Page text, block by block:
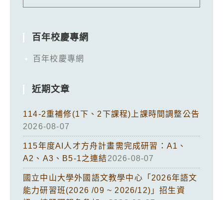
百年校慶專網
百年校慶專網
近期文章
114-2重補修(1下、2下課程)上課時間調整公告
2026-08-07
115年度AI人才方舟計畫需完成研習：A1、
A2、A3、B5-1之連結2026-08-07
國立中山大學外國語文教學中心「2026年語文
能力研習班(2026 /09 ~ 2026/12)」招生資